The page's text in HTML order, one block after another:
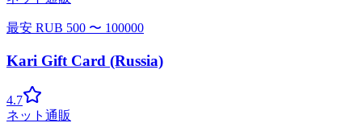
最安 RUB 500 〜 100000
Kari Gift Card (Russia)
4.7
ネット通販